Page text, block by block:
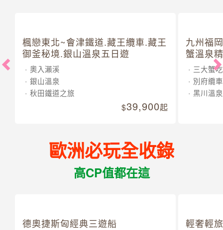
楓戀東北~會津鐵道.藏王纜車.藏王
御釜秘境.銀山溫泉五日遊
奧入瀨溪
銀山溫泉
秋田鐵道之旅
39,900起
九州福
蟹溫泉
三大蟹
別府纜車
黑川溫泉
歐洲必玩全收錄
高CP值都在這
德奧捷斯匈經典三遊船 輕奢輕